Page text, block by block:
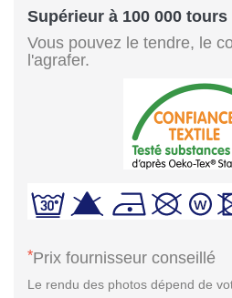
Supérieur à 100 000
Vous pouvez le tendre, le
l'agrafer.
*Prix fournisseur conseillé
Le rendu des photos dépend de